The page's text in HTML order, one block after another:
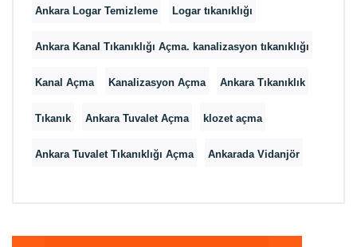
Ankara Logar Temizleme Logar tıkanıklığı
Ankara Kanal Tıkanıklığı Açma. kanalizasyon tıkanıklığı
Kanal Açma Kanalizasyon Açma Ankara Tıkanıklık
Tıkanık Ankara Tuvalet Açma klozet açma
Ankara Tuvalet Tıkanıklığı Açma Ankarada Vidanjör